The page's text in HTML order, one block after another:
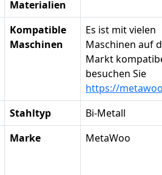
Materialien
Kompatible
Maschinen
Es ist mit vielen
Maschinen auf
Markt
besuchen Sie
https://
Stahltyp
Bi-Metall
Marke MetaWoo